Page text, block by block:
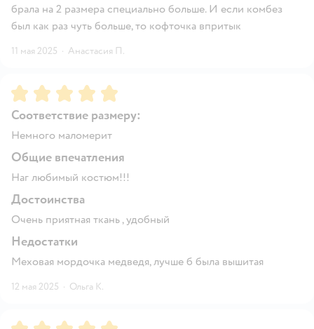
брала на 2 размера специально больше. И если комбез
был как раз чуть больше, то кофточка впритык
11 мая 2025 · Анастасия П.
Рейтинг:5
Соответствие размеру:
Немного маломерит
Общие впечатления
Наг любимый костюм!!!
Достоинства
Очень приятная ткань , удобный
Недостатки
Меховая мордочка медведя, лучше б была вышитая
12 мая 2025 · Ольга К.
Рейтинг:5